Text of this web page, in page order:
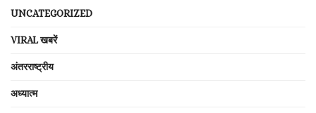
UNCATEGORIZED
VIRAL खबरें
अंतरराष्ट्रीय
अध्यात्म